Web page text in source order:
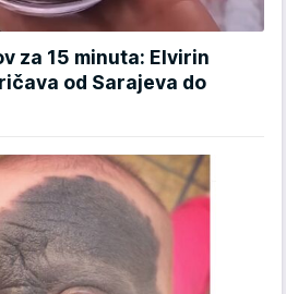
za 15 minuta: Elvirin
od Sarajeva do